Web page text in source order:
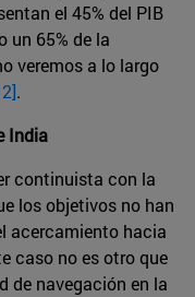
el 45% del PIB
un 65% de la
veremos a lo largo
.
India
continuista con la
los objetivos no han
acercamiento hacia
caso no es otro que
de navegación en la